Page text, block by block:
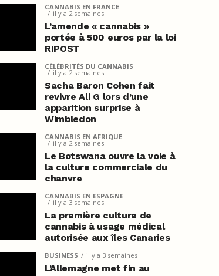
CANNABIS EN FRANCE
il y a 2 semaines
L’amende « cannabis »
portée à 500 euros par la loi
RIPOST
CÉLÉBRITÉS DU CANNABIS
il y a 2 semaines
Sacha Baron Cohen fait
revivre Ali G lors d’une
apparition surprise à
Wimbledon
CANNABIS EN AFRIQUE
il y a 2 semaines
Le Botswana ouvre la voie à
la culture commerciale du
chanvre
CANNABIS EN ESPAGNE
il y a 3 semaines
La première culture de
cannabis à usage médical
autorisée aux îles Canaries
BUSINESS il y a 3 semaines
L’Allemagne met fin au